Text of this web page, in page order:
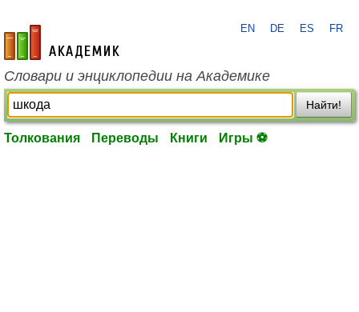
academic.ru
EN DE ES FR
Словари и энциклопедии на Академике
Найти!
Толкования Переводы Книги Игры ⚽